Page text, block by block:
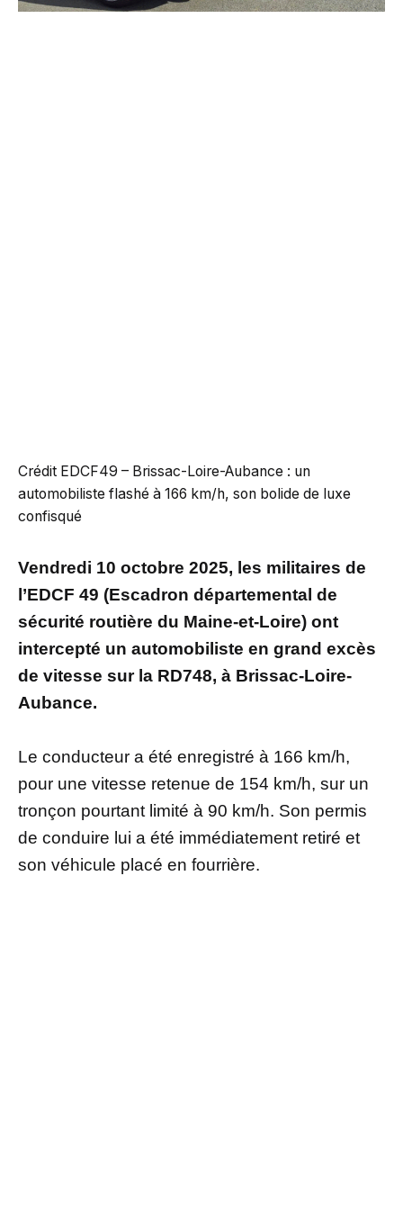
Crédit EDCF49 – Brissac-Loire-Aubance : un
automobiliste flashé à 166 km/h, son bolide de luxe
confisqué
Vendredi 10 octobre 2025, les militaires de
l’EDCF 49 (Escadron départemental de
sécurité routière du Maine-et-Loire) ont
intercepté un automobiliste en grand excès
de vitesse sur la RD748, à Brissac-Loire-
Aubance.
Le conducteur a été enregistré à 166 km/h,
pour une vitesse retenue de 154 km/h, sur un
tronçon pourtant limité à 90 km/h. Son permis
de conduire lui a été immédiatement retiré et
son véhicule placé en fourrière.